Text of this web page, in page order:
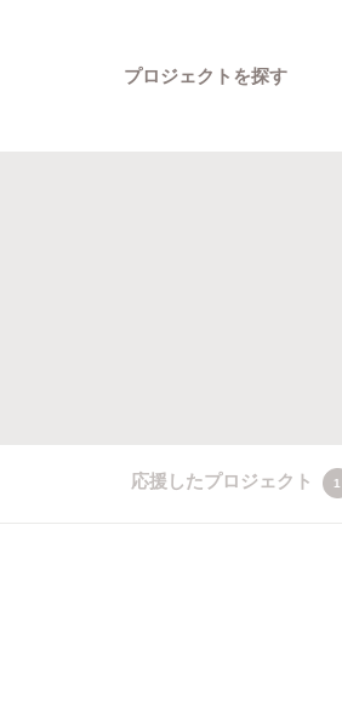
プロジェクトを探す
応援したプロジェクト 1